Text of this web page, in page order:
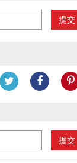
提交
提交